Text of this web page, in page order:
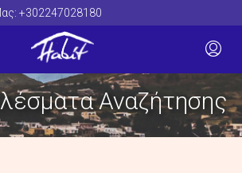
+302247028180
Αναζήτησης